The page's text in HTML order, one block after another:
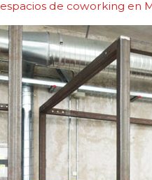
de coworking en